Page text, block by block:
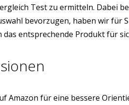
Test zu ermitteln. Dabei
bevorzugen, haben wir für
entsprechende Produkt für
Amazon für eine bessere